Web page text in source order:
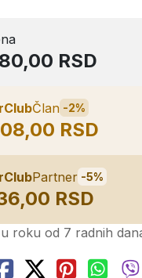
RSD
Član -2%
RSD
Partner -5%
RSD
roku od 7 radnih